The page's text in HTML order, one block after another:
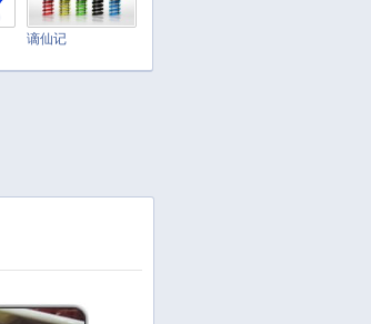
谪仙记